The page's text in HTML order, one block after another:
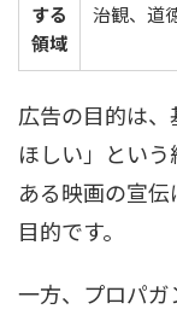
する
領域
治観、道
広告の目的は
ほしい」という
ある映画の宣
目的です。
一方、プロパ